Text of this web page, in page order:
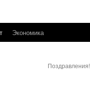
Экономика
Поздравления!